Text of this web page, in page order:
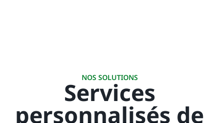
NOS SOLUTIONS
Services
personnalisés de